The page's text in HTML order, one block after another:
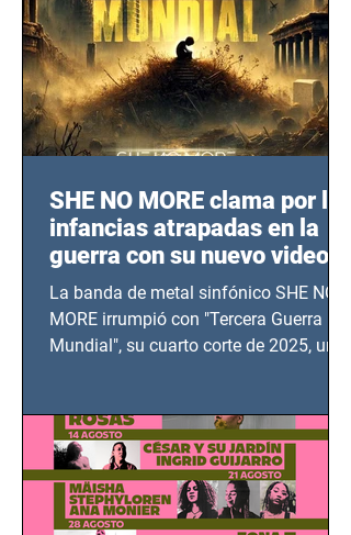
SHE NO MORE clama por las
infancias atrapadas en la
guerra con su nuevo video
TERCERA GUERRA
MUNDIAL
La banda de metal sinfónico SHE NO
MORE irrumpió con "Tercera Guerra
Mundial", su cuarto corte de 2025, un
bélicos.